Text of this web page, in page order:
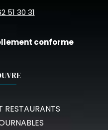
51 30 31
conforme
RESTAURANTS